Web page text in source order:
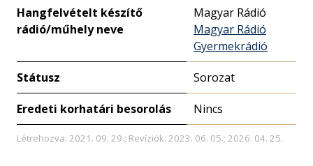
Hangfelvételt készítő
rádió/műhely neve
Magyar Rádió
Magyar Rádió
Gyermekrádió
Státusz Sorozat
Eredeti korhatári besorolás Nincs
Létrehozva: 2021. 09. 29.; Revíziók: 2023. 06. 05.; 2026. 04. 25.